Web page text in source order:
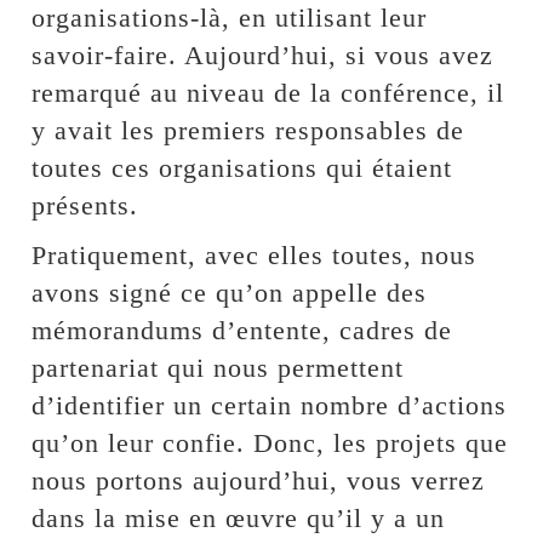
organisations-là, en utilisant leur
savoir-faire. Aujourd’hui, si vous avez
remarqué au niveau de la conférence, il
y avait les premiers responsables de
toutes ces organisations qui étaient
présents.
Pratiquement, avec elles toutes, nous
avons signé ce qu’on appelle des
mémorandums d’entente, cadres de
partenariat qui nous permettent
d’identifier un certain nombre d’actions
qu’on leur confie. Donc, les projets que
nous portons aujourd’hui, vous verrez
dans la mise en œuvre qu’il y a un